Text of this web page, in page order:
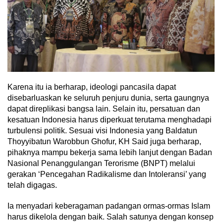
Karena itu ia berharap, ideologi pancasila dapat
disebarluaskan ke seluruh penjuru dunia, serta gaungnya
dapat direplikasi bangsa lain. Selain itu, persatuan dan
kesatuan Indonesia harus diperkuat terutama menghadapi
turbulensi politik. Sesuai visi Indonesia yang Baldatun
Thoyyibatun Warobbun Ghofur, KH Said juga berharap,
pihaknya mampu bekerja sama lebih lanjut dengan Badan
Nasional Penanggulangan Terorisme (BNPT) melalui
gerakan ‘Pencegahan Radikalisme dan Intoleransi’ yang
telah digagas.
Ia menyadari keberagaman padangan ormas-ormas Islam
harus dikelola dengan baik. Salah satunya dengan konsep